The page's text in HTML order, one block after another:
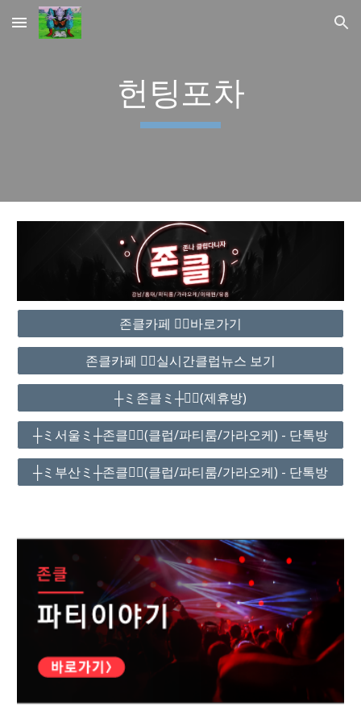
Skip to main content Skip to navigation
헌팅포차
존클카페 ❤️‍🔥바로가기
존클카페 ❤️‍🔥실시간클럽뉴스 보기
┼ミ존클ミ┼❤️‍🔥(제휴방)
┼ミ서울ミ┼존클❤️‍🔥(클럽/파티룸/가라오케) - 단톡방
┼ミ부산ミ┼존클❤️‍🔥(클럽/파티룸/가라오케) - 단톡방